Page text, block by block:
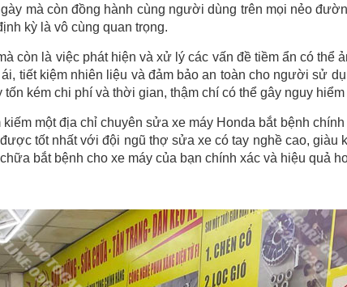
mà còn đồng hành cùng người dùng trên mọi nẻo
kỳ là vô cùng quan trọng.
còn là việc phát hiện và xử lý các vấn đề tiềm ẩn có thể
tiết kiệm nhiên liệu và đảm bảo an toàn cho người sử
kém chi phí và thời gian, thậm chí có thể gây nguy
một địa chỉ chuyên sửa xe máy Honda bắt bệnh
tốt nhất với đội ngũ thợ sửa xe có tay nghề cao, giàu
bắt bệnh cho xe máy của bạn chính xác và hiệu quả